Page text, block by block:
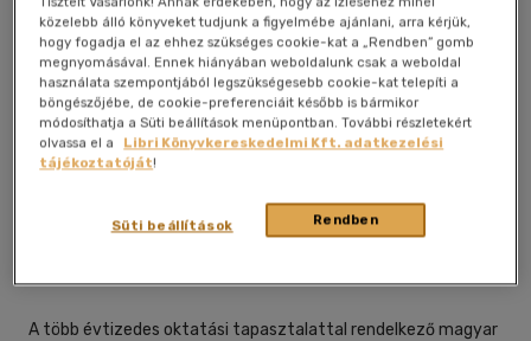
Kívánságlistához adom
(23 vélemény)
A több évtizedes oktatási tapasztalattal rendelkező magyar
közelebb álló könyveket tudjunk a figyelmébe ajánlani, arra kérjük,
hogy fogadja el az ehhez szükséges cookie-kat a „Rendben” gomb
megnyomásával. Ennek hiányában weboldalunk csak a weboldal
használata szempontjából legszükségesebb cookie-kat telepíti a
böngészőjébe, de cookie-preferenciáit később is bármikor
módosíthatja a Süti beállítások menüpontban. További részletekért
olvassa el a
Libri Könyvkereskedelmi Kft. adatkezelési
tájékoztatóját!
Rendben
Süti beállítások